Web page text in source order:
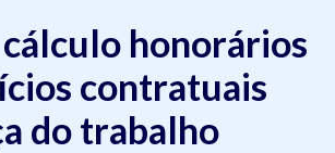
cálculo honorários
contratuais
do trabalho